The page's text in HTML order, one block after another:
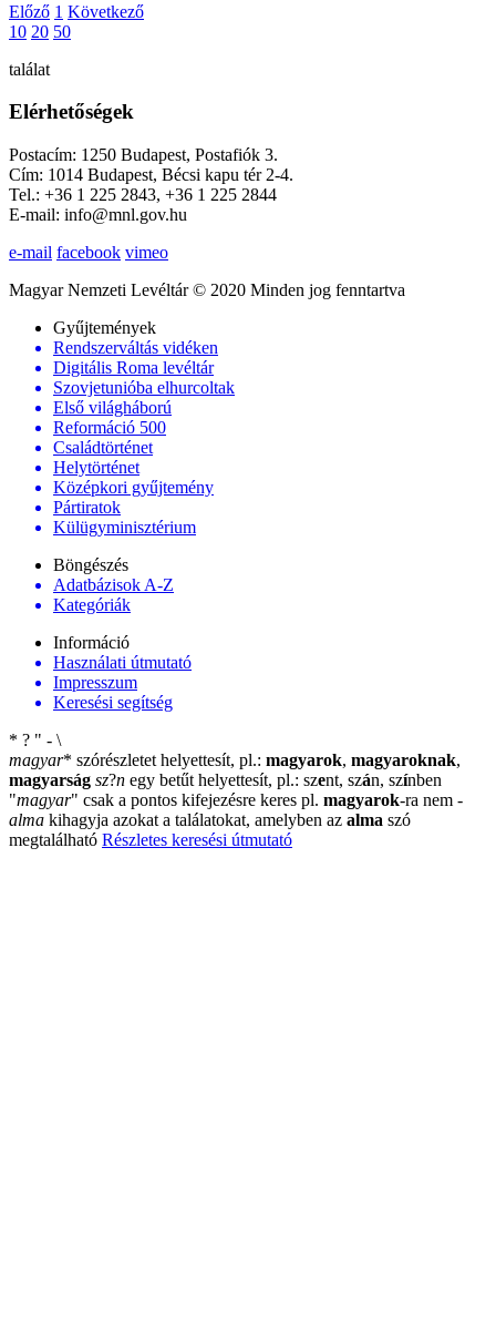
Előző 1 Következő
10 20 50
találat
Elérhetőségek
Postacím: 1250 Budapest, Postafiók 3.
Cím: 1014 Budapest, Bécsi kapu tér 2-4.
Tel.: +36 1 225 2843, +36 1 225 2844
E-mail: info@mnl.gov.hu
e-mail facebook vimeo
Magyar Nemzeti Levéltár © 2020 Minden jog fenntartva
Gyűjtemények
Rendszerváltás vidéken
Digitális Roma levéltár
Szovjetunióba elhurcoltak
Első világháború
Reformáció 500
Családtörténet
Helytörténet
Középkori gyűjtemény
Pártiratok
Külügyminisztérium
Böngészés
Adatbázisok A-Z
Kategóriák
Információ
Használati útmutató
Impresszum
Keresési segítség
* ? " - \
magyar* szórészletet helyettesít, pl.: magyarok, magyaroknak,
magyarság sz?n egy betűt helyettesít, pl.: szent, szán, színben
"magyar" csak a pontos kifejezésre keres pl. magyarok-ra nem -
alma kihagyja azokat a találatokat, amelyben az alma szó
megtalálható Részletes keresési útmutató